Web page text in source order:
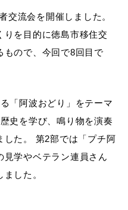
交流会を開催しました。
を目的に徳島市移住交
もので、今回で8回目で
「阿波おどり」をテーマ
史を学び、鳴り物を演奏
した。 第2部では「プチ阿
学やベテラン連員さん
した。